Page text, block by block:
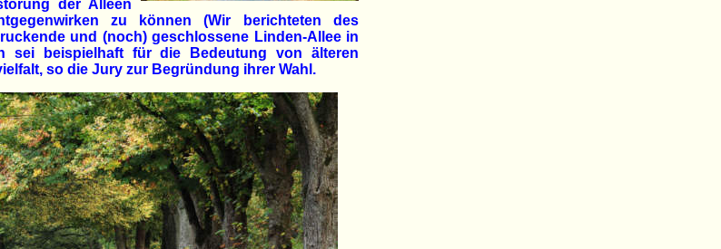
der Alleen
zu können (Wir berichteten des
und (noch) geschlossene Linden-Allee in
sei beispielhaft für die Bedeutung von älteren
so die Jury zur Begründung ihrer Wahl.